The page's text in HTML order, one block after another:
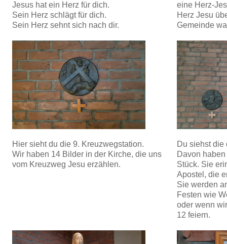
Jesus hat ein Herz für dich.
Sein Herz schlägt für dich.
Sein Herz sehnt sich nach dir.
eine Herz-
Herz Jesu
Gemeinde
Hier sieht du die 9. Kreuzwegstation.
Wir haben 14 Bilder in der Kirche, die uns
vom Kreuzweg Jesu erzählen.
Du siehst
Davon
Stück. Sie
Apostel, die
Sie werden
Festen wie
oder wenn
12 feiern.